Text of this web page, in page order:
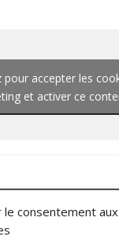
le consentement aux